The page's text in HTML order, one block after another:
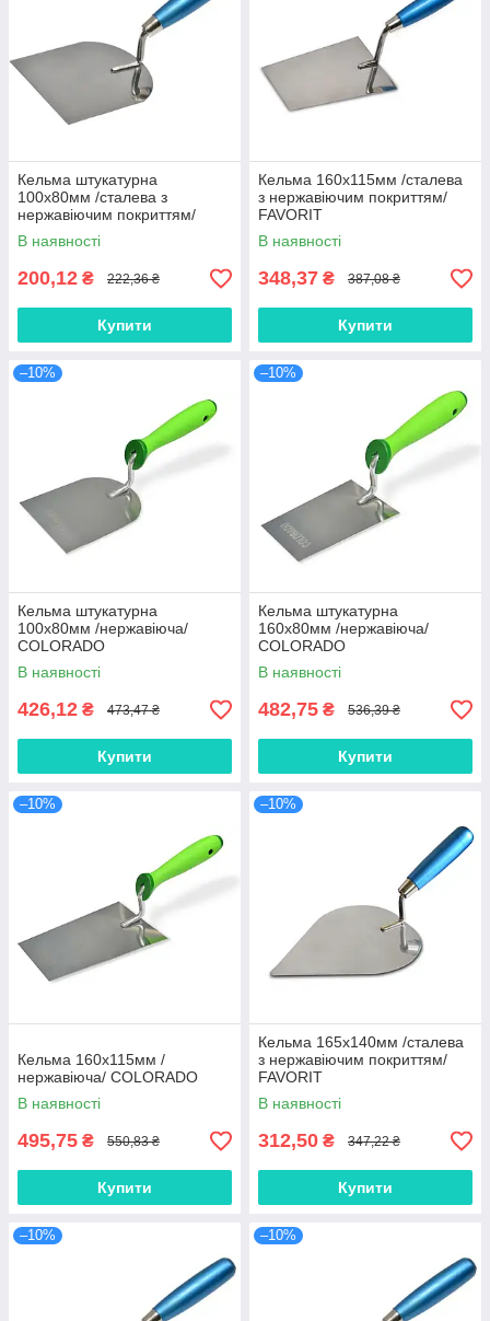
Кельма штукатурна
100х80мм /сталева з
нержавіючим покриттям/
FAVORIT
В наявності
200,12 ₴ 222,36 ₴
Купити
Кельма 160х115мм /сталева
з нержавіючим покриттям/
FAVORIT
В наявності
348,37 ₴ 387,08 ₴
Купити
–10%
Кельма штукатурна
100х80мм /нержавіюча/
COLORADO
В наявності
426,12 ₴ 473,47 ₴
Купити
–10%
Кельма штукатурна
160х80мм /нержавіюча/
COLORADO
В наявності
482,75 ₴ 536,39 ₴
Купити
–10%
Кельма 160х115мм /
нержавіюча/ COLORADO
В наявності
495,75 ₴ 550,83 ₴
Купити
–10%
Кельма 165х140мм /сталева
з нержавіючим покриттям/
FAVORIT
В наявності
312,50 ₴ 347,22 ₴
Купити
–10% –10%